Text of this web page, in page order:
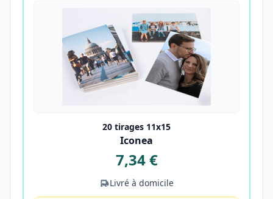
20 tirages 11x15
Iconea
7,34 €
Livré à domicile